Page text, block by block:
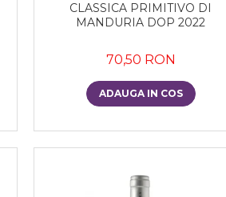
CLASSICA PRIMITIVO DI
MANDURIA DOP 2022
70,50 RON
ADAUGA IN COS